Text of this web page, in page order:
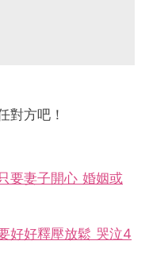
對方吧！
要妻子開心 婚姻或
好好釋壓放鬆 哭泣4